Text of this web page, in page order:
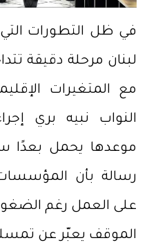
في ظل التطورات
لبنان مرحلة دقيقة
مع المتغيرات
النواب نبيه بري
موعدها يحمل بعدًا
رسالة بأن المؤسسات
على العمل رغم
الموقف يعبّر عن